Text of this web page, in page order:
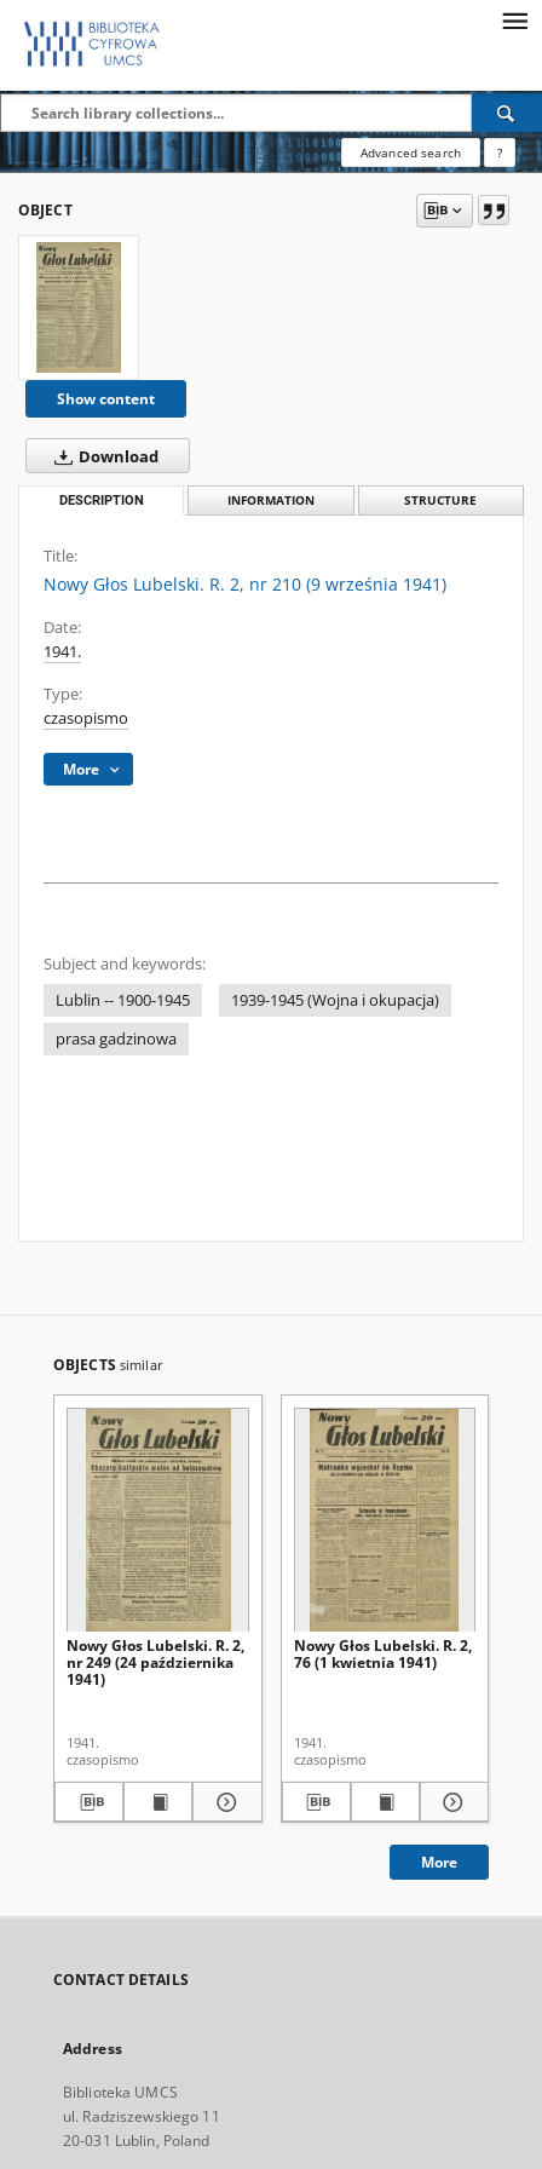
Advanced search ?
OBJECT
Show content
Download
DESCRIPTION INFORMATION STRUCTURE
Title:
Nowy Głos Lubelski. R. 2, nr 210 (9 września 1941)
Date:
1941.
Type:
czasopismo
More
Subject and keywords:
Lublin -- 1900-1945
1939-1945 (Wojna i okupacja)
prasa gadzinowa
OBJECTS similar
Nowy Głos Lubelski. R. 2,
nr 249 (24 października
1941)
1941.
czasopismo
Nowy Głos Lubelski. R. 2,
76 (1 kwietnia 1941)
1941.
czasopismo
More
CONTACT DETAILS
Address
Biblioteka UMCS
ul. Radziszewskiego 11
20-031 Lublin, Poland